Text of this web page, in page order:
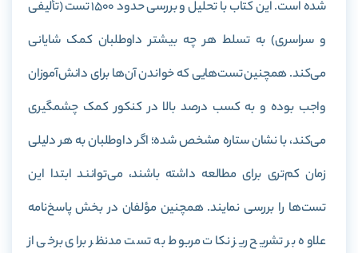
شده است. این کتاب با تحلیل و بررسی حدود 1500 تست (تألیفی
و سراسری) به تسلط هر چه بیشتر داوطلبان کمک شایانی
می‌کند. همچنین تست‌هایی که خواندن آن‌ها برای دانش‌آموزان
واجب بوده و به کسب درصد بالا در کنکور کمک چشمگیری
می‌کند، با نشان ستاره مشخص شده؛ اگر داوطلبان به هر دلیلی
زمان کم‌تری برای مطالعه داشته ‌باشند، می‌توانند ابتدا این
تست‌ها را بررسی نمایند. همچنین مؤلفان در بخش پاسخ‌نامه
علاوه بر تشریح ریز نکات مربوط به تست مدنظر برای برخی از